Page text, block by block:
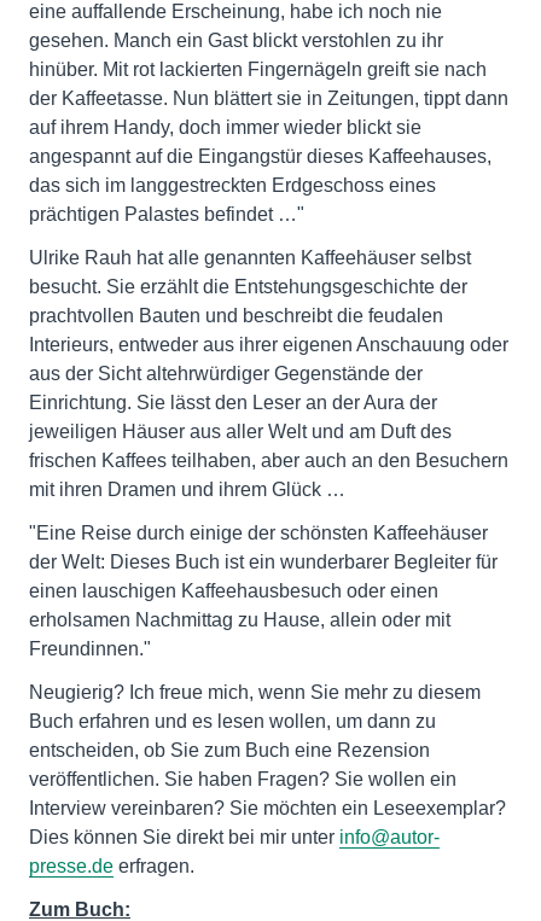
eine auffallende Erscheinung, habe ich noch nie
gesehen. Manch ein Gast blickt verstohlen zu ihr
hinüber. Mit rot lackierten Fingernägeln greift sie nach
der Kaffeetasse. Nun blättert sie in Zeitungen, tippt dann
auf ihrem Handy, doch immer wieder blickt sie
angespannt auf die Eingangstür dieses Kaffeehauses,
das sich im langgestreckten Erdgeschoss eines
prächtigen Palastes befindet …"
Ulrike Rauh hat alle genannten Kaffeehäuser selbst
besucht. Sie erzählt die Entstehungsgeschichte der
prachtvollen Bauten und beschreibt die feudalen
Interieurs, entweder aus ihrer eigenen Anschauung oder
aus der Sicht altehrwürdiger Gegenstände der
Einrichtung. Sie lässt den Leser an der Aura der
jeweiligen Häuser aus aller Welt und am Duft des
frischen Kaffees teilhaben, aber auch an den Besuchern
mit ihren Dramen und ihrem Glück …
"Eine Reise durch einige der schönsten Kaffeehäuser
der Welt: Dieses Buch ist ein wunderbarer Begleiter für
einen lauschigen Kaffeehausbesuch oder einen
erholsamen Nachmittag zu Hause, allein oder mit
Freundinnen."
Neugierig? Ich freue mich, wenn Sie mehr zu diesem
Buch erfahren und es lesen wollen, um dann zu
entscheiden, ob Sie zum Buch eine Rezension
veröffentlichen. Sie haben Fragen? Sie wollen ein
Interview vereinbaren? Sie möchten ein Leseexemplar?
Dies können Sie direkt bei mir unter info@autor-
presse.de erfragen.
Zum Buch: